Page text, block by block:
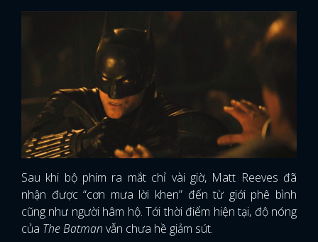
Sau khi bộ phim ra mắt chỉ vài giờ, Matt Reeves đã
nhận được “cơn mưa lời khen” đến từ giới phê bình
cũng như người hâm hộ. Tới thời điểm hiện tại, độ nóng
của The Batman vẫn chưa hề giảm sút.